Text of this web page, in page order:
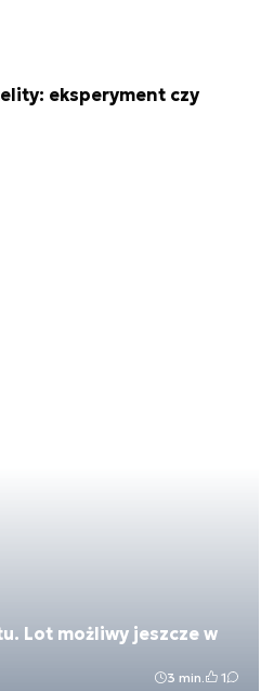
eksperyment czy
Lot możliwy jeszcze w
3 min. 1